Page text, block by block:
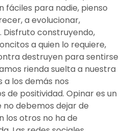
fáciles para nadie, pienso
a evolucionar,
construyendo,
a quien lo requiere,
destruyen para sentirse
rienda suelta a nuestra
los demás nos
de positividad. Opinar es un
debemos dejar de
los otros no ha de